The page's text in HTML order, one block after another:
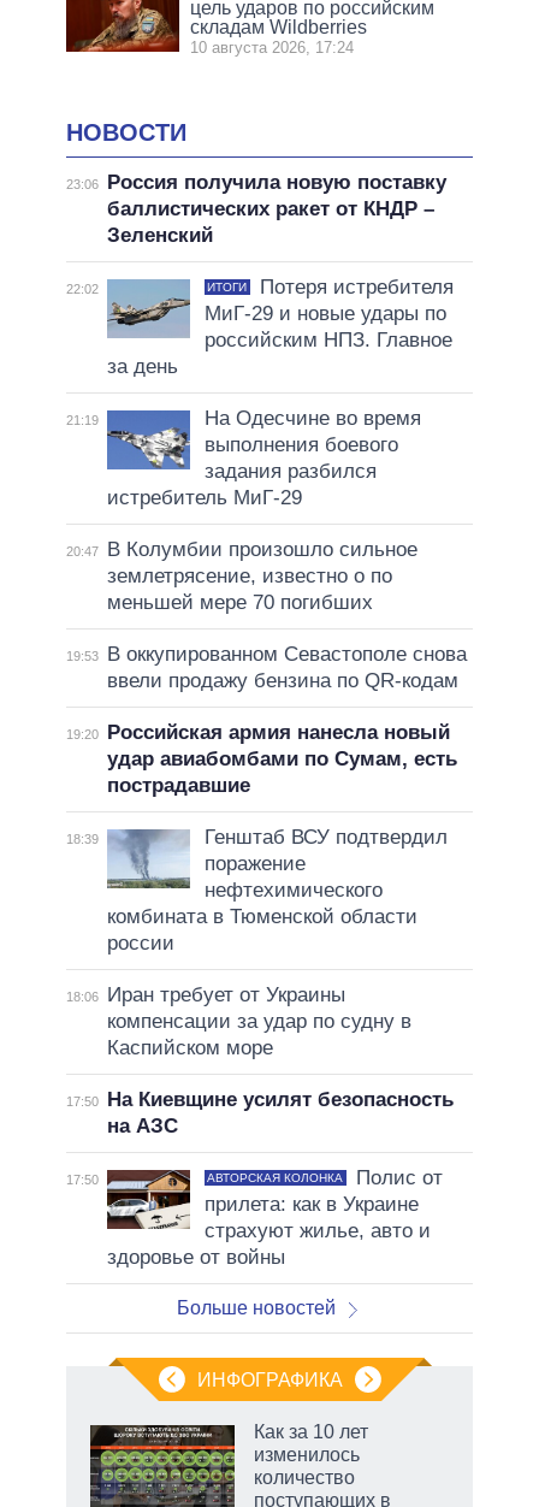
цель ударов по российским
складам Wildberries
10 августа 2026, 17:24
НОВОСТИ
23:06
Россия получила новую поставку
баллистических ракет от КНДР –
Зеленский
22:02 ИТОГИ
Потеря истребителя
МиГ-29 и новые удары по
российским НПЗ. Главное
за день
21:19
На Одесчине во время
выполнения боевого
задания разбился
истребитель МиГ-29
20:47
В Колумбии произошло сильное
землетрясение, известно о по
меньшей мере 70 погибших
19:53
В оккупированном Севастополе снова
ввели продажу бензина по QR-кодам
19:20
Российская армия нанесла новый
удар авиабомбами по Сумам, есть
пострадавшие
18:39
Генштаб ВСУ подтвердил
поражение
нефтехимического
комбината в Тюменской области
россии
18:06
Иран требует от Украины
компенсации за удар по судну в
Каспийском море
17:50
На Киевщине усилят безопасность
на АЗС
17:50 АВТОРСКАЯ КОЛОНКА
Полис от
прилета: как в Украине
страхуют жилье, авто и
здоровье от войны
Больше новостей
ИНФОГРАФИКА
Как за 10 лет
изменилось
количество
поступающих в